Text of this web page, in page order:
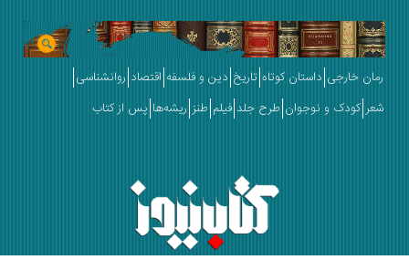
خارجی داستان کوتاه تاریخ دین و فلسفه اقتصاد روانشناسی
کودک و نوجوان طرح جلد فیلم طنز ریشه‌ها پس از کتاب